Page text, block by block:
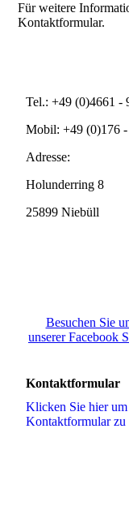
Für weitere
Kontaktformular.
Tel.: +49 (0)4661 -
Mobil: +49 (0)176
Adresse:
Holunderring 8
25899 Niebüll
Besuchen Sie
unserer Facebook
Kontaktformular
Klicken Sie hier um
Kon­takt­for­mu­lar zu